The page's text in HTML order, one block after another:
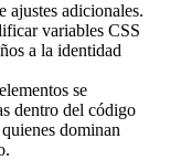
ajustes adicionales.
variables CSS
a la identidad
se
dentro del código
dominan